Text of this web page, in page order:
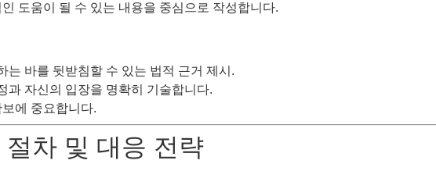
인 도움이 될 수 있는 내용을 중심으로 작성합니다.
는 바를 뒷받침할 수 있는 법적 근거 제시.
과 자신의 입장을 명확히 기술합니다.
에 중요합니다.
차 및 대응 전략